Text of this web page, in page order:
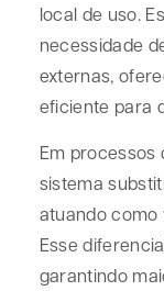
local de uso.
necessidade
externas,
eficiente para
Em processos
sistema
atuando como
Esse
garantindo